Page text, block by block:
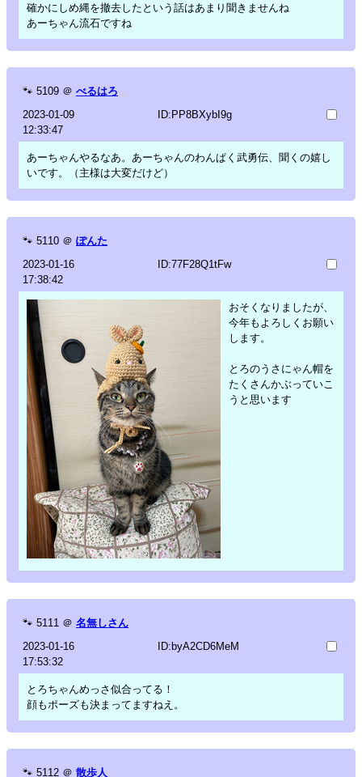
確かにしめ縄を撤去したという話はあまり聞きませんね
あーちゃん流石ですね
🐾 5109 ＠ べるはろ
2023-01-09
12:33:47
ID:PP8BXybI9g
あーちゃんやるなあ。あーちゃんのわんぱく武勇伝、聞くの嬉し
いです。（主様は大変だけど）
🐾 5110 ＠ ぽんた
2023-01-16
17:38:42
ID:77F28Q1tFw
おそくなりましたが、
今年もよろしくお願い
します。
とろのうさにゃん帽を
たくさんかぶっていこ
うと思います
🐾 5111 ＠ 名無しさん
2023-01-16
17:53:32
ID:byA2CD6MeM
とろちゃんめっさ似合ってる！
顔もポーズも決まってますねえ。
🐾 5112 ＠ 散歩人